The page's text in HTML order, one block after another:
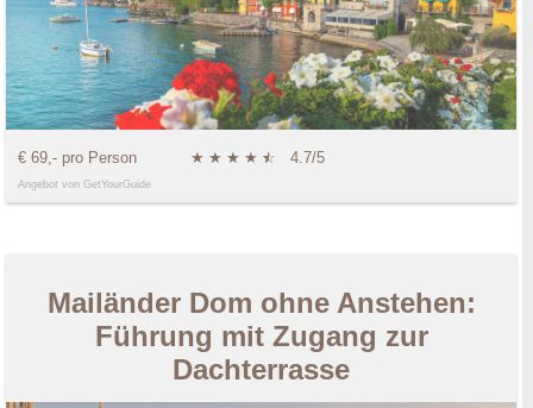
€ 69,- pro Person ★ ★ ★ ★ ★
☆ 4.7/5
Angebot von GetYourGuide
Mailänder Dom ohne Anstehen:
Führung mit Zugang zur
Dachterrasse